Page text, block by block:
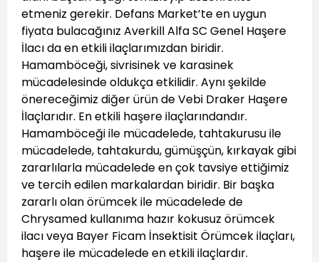
etmeniz gerekir. Defans Market’te en uygun
fiyata bulacağınız Averkill Alfa SC Genel Haşere
İlacı da en etkili ilaçlarımızdan biridir.
Hamamböceği, sivrisinek ve karasinek
mücadelesinde oldukça etkilidir. Aynı şekilde
önereceğimiz diğer ürün de Vebi Draker Haşere
İlaçlarıdır. En etkili haşere ilaçlarındandır.
Hamamböceği ile mücadelede, tahtakurusu ile
mücadelede, tahtakurdu, gümüşçün, kırkayak gibi
zararlılarla mücadelede en çok tavsiye ettiğimiz
ve tercih edilen markalardan biridir. Bir başka
zararlı olan örümcek ile mücadelede de
Chrysamed kullanıma hazır kokusuz örümcek
ilacı veya Bayer Ficam İnsektisit Örümcek ilaçları,
haşere ile mücadelede en etkili ilaçlardır.